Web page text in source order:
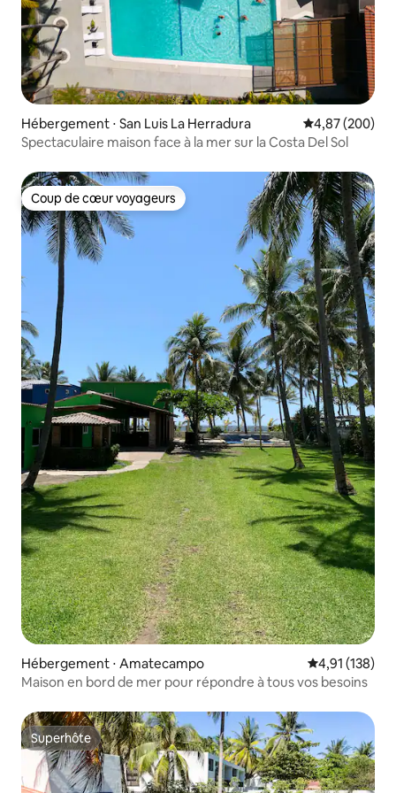
Hébergement ⋅ San Luis La Herradura Évaluation
4,87 (200)
Spectaculaire maison face à la mer sur la Costa Del Sol
Coup de cœur voyageurs
Coup de cœur voyageurs
Hébergement ⋅ Amatecampo Évaluation
4,91 (138)
Maison en bord de mer pour répondre à tous vos besoins
Superhôte
Superhôte